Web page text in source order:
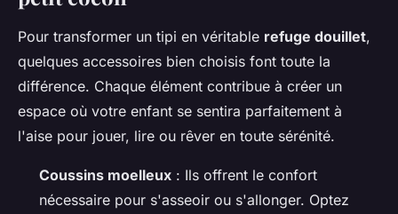
Pour transformer un tipi en véritable refuge douillet,
quelques accessoires bien choisis font toute la
différence. Chaque élément contribue à créer un
espace où votre enfant se sentira parfaitement à
l'aise pour jouer, lire ou rêver en toute sérénité.
Coussins moelleux : Ils offrent le confort
nécessaire pour s'asseoir ou s'allonger. Optez